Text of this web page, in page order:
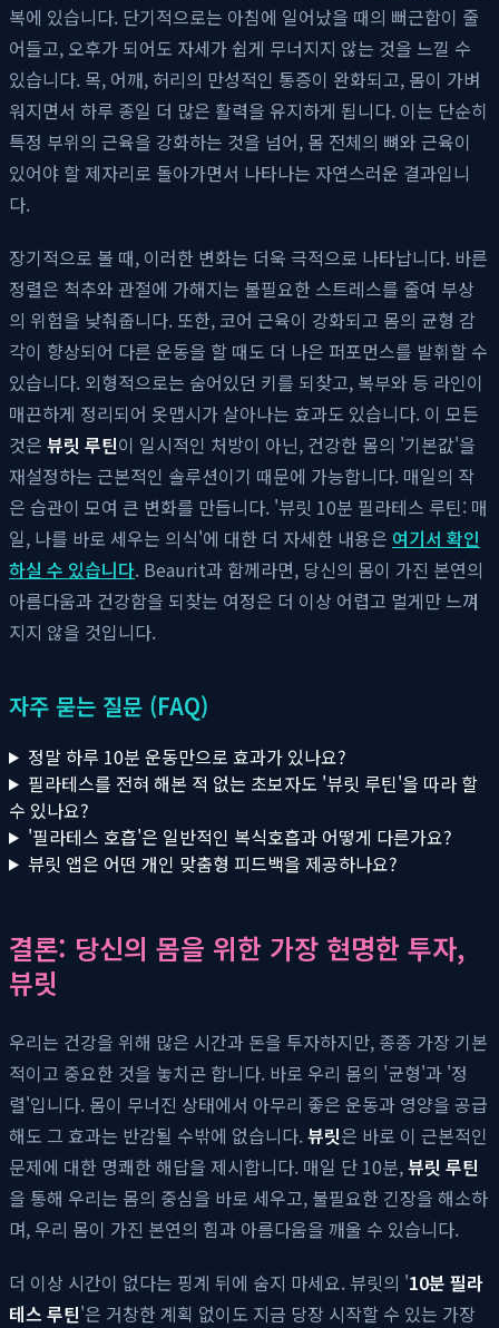
복에 있습니다. 단기적으로는 아침에 일어났을 때의 뻐근함이 줄
어들고, 오후가 되어도 자세가 쉽게 무너지지 않는 것을 느낄 수
있습니다. 목, 어깨, 허리의 만성적인 통증이 완화되고, 몸이 가벼
워지면서 하루 종일 더 많은 활력을 유지하게 됩니다. 이는 단순히
특정 부위의 근육을 강화하는 것을 넘어, 몸 전체의 뼈와 근육이
있어야 할 제자리로 돌아가면서 나타나는 자연스러운 결과입니
다.
장기적으로 볼 때, 이러한 변화는 더욱 극적으로 나타납니다. 바른
정렬은 척추와 관절에 가해지는 불필요한 스트레스를 줄여 부상
의 위험을 낮춰줍니다. 또한, 코어 근육이 강화되고 몸의 균형 감
각이 향상되어 다른 운동을 할 때도 더 나은 퍼포먼스를 발휘할 수
있습니다. 외형적으로는 숨어있던 키를 되찾고, 복부와 등 라인이
매끈하게 정리되어 옷맵시가 살아나는 효과도 있습니다. 이 모든
것은 뷰릿 루틴이 일시적인 처방이 아닌, 건강한 몸의 '기본값'을
재설정하는 근본적인 솔루션이기 때문에 가능합니다. 매일의 작
은 습관이 모여 큰 변화를 만듭니다. '뷰릿 10분 필라테스 루틴: 매
일, 나를 바로 세우는 의식'에 대한 더 자세한 내용은 여기서 확인
하실 수 있습니다. Beaurit과 함께라면, 당신의 몸이 가진 본연의
아름다움과 건강함을 되찾는 여정은 더 이상 어렵고 멀게만 느껴
지지 않을 것입니다.
자주 묻는 질문 (FAQ)
정말 하루 10분 운동만으로 효과가 있나요?
필라테스를 전혀 해본 적 없는 초보자도 '뷰릿 루틴'을 따라 할
수 있나요?
'필라테스 호흡'은 일반적인 복식호흡과 어떻게 다른가요?
뷰릿 앱은 어떤 개인 맞춤형 피드백을 제공하나요?
결론: 당신의 몸을 위한 가장 현명한 투자,
뷰릿
우리는 건강을 위해 많은 시간과 돈을 투자하지만, 종종 가장 기본
적이고 중요한 것을 놓치곤 합니다. 바로 우리 몸의 '균형'과 '정
렬'입니다. 몸이 무너진 상태에서 아무리 좋은 운동과 영양을 공급
해도 그 효과는 반감될 수밖에 없습니다.뷰릿은 바로 이 근본적인
문제에 대한 명쾌한 해답을 제시합니다. 매일 단 10분,뷰릿 루틴
을 통해 우리는 몸의 중심을 바로 세우고, 불필요한 긴장을 해소하
며, 우리 몸이 가진 본연의 힘과 아름다움을 깨울 수 있습니다.
더 이상 시간이 없다는 핑계 뒤에 숨지 마세요. 뷰릿의 '10분 필라
테스 루틴'은 거창한 계획 없이도 지금 당장 시작할 수 있는 가장